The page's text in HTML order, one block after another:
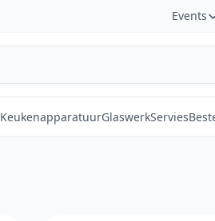
Events
KeukenapparatuurGlaswerkServies